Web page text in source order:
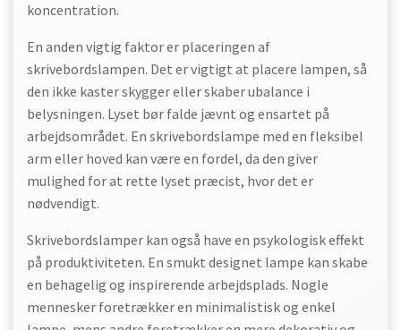
koncentration.
En anden vigtig faktor er placeringen af
skrivebordslampen. Det er vigtigt at placere lampen, så
den ikke kaster skygger eller skaber ubalance i
belysningen. Lyset bør falde jævnt og ensartet på
arbejdsområdet. En skrivebordslampe med en fleksibel
arm eller hoved kan være en fordel, da den giver
mulighed for at rette lyset præcist, hvor det er
nødvendigt.
Skrivebordslamper kan også have en psykologisk effekt
på produktiviteten. En smukt designet lampe kan skabe
en behagelig og inspirerende arbejdsplads. Nogle
mennesker foretrækker en minimalistisk og enkel